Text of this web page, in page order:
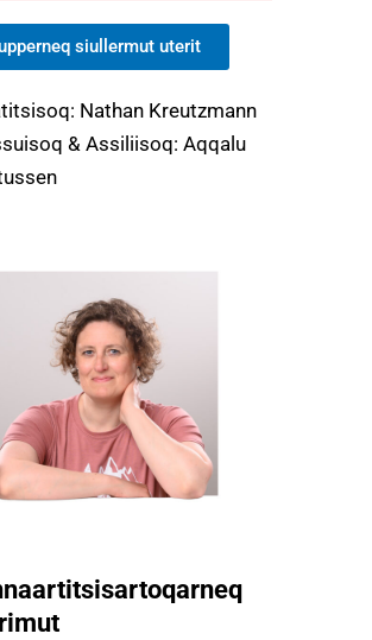
siullermut uterit
Nathan Kreutzmann
& Assiliisoq: Aqqalu